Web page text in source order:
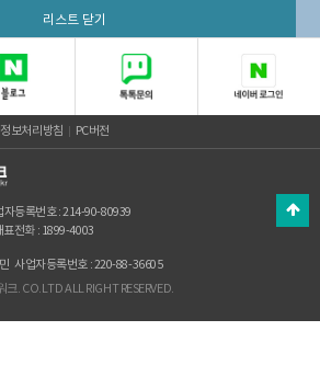
(의정부동 131-31) 1층
리스트 닫기
보처리방침 PC버전
자등록번호 : 214-90-80939
표전화 : 1899-4003
사업자등록번호 : 220-88-36605
. CO.LTD ALL RIGHT RESERVED.